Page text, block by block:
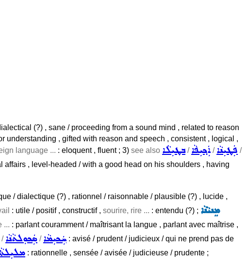
(?) , sane / proceeding from a sound mind , related to reason
, gifted with reason and speech , consistent , logical ,
language ... : eloquent , fluent ; 3) see also ܒܛܝܼܠܵܐ/ܐܲܟ݂ܝܼܦܵܐ/ܦܲܛܝܼܢܵܐ /
, level-headed / with a good head on his shoulders , having
/ dialectique (?) , rationnel / raisonnable / plausible (?) , lucide ,
: utile / positif , constructif , sourire, rire ... : entendu (?) ; ܡܸܢܝܵܢܵܐ
... : parlant couramment / maîtrisant la langue , parlant avec maîtrise ,
/ܣܲܟܘܼܠܬܵܢܵܐ /ܚܲܟܝܼܡܵܐ : avisé / prudent / judicieux / qui ne prend pas de
: rationnelle , sensée / avisée / judicieuse / prudente ;